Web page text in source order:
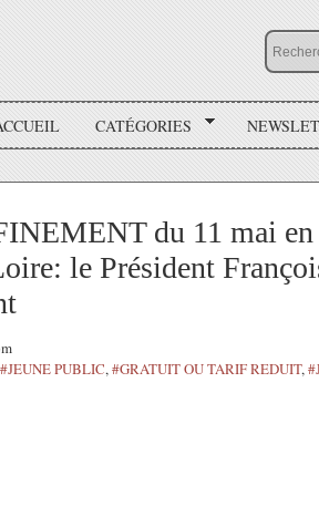
CATÉGORIES
du 11 mai en
le Président
#JEUNE PUBLIC,#GRATUIT OU TARIF REDUIT,